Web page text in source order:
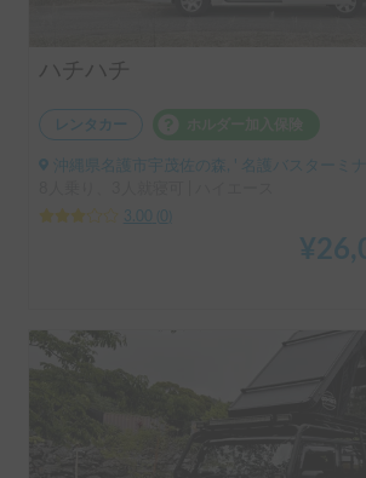
ハチハチ
レンタカー
沖縄県名護市宇茂佐の森, ' 名護バスターミナ
3.00
¥